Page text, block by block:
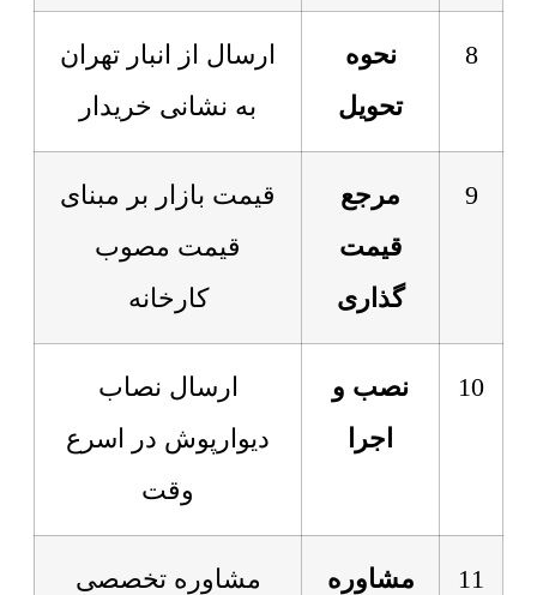
8
نحوه
تحویل
ارسال از انبار تهران
به نشانی خریدار
9
مرجع
قیمت
گذاری
قیمت بازار بر مبنای
قیمت مصوب
کارخانه
10
نصب و
اجرا
ارسال نصاب
دیوارپوش در اسرع
وقت
11
مشاوره
مشاوره تخصصی